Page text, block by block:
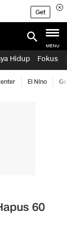
Get
MENU
Hidup Fokus
El Nino
60